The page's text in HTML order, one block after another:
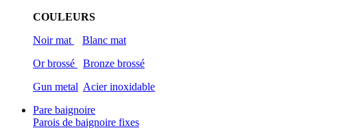
COULEURS
Noir mat
Blanc mat
Or brossé
Bronze brossé
Gun metal Acier inoxidable
Pare baignoire
Parois de baignoire fixes